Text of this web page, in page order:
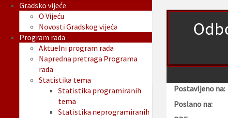
Postavljeno na:
Poslano na:
Gradsko vijeće
O Vijeću
Novosti Gradskog vijeća
Program rada
Aktuelni program rada
Napredna pretraga Programa
rada
Statistika tema
Statistika programiranih
tema
Statistika neprogramiranih